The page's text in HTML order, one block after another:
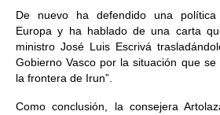
De nuevo ha defendido una
Europa y ha hablado de una carta
ministro José Luis Escrivá
Gobierno Vasco por la situación que
la frontera de Irun”.
Como conclusión, la consejera